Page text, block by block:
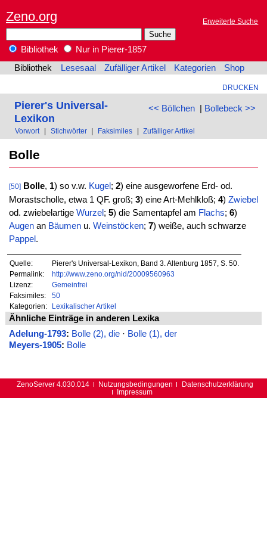
Zeno.org Erweiterte Suche
Bibliothek
Nur in Pierer-1857
Bibliothek
Lesesaal Zufälliger Artikel Kategorien Shop
DRUCKEN
<< Böllchen| Bollebeck >>
Pierer's Universal-
Lexikon
Vorwort Stichwörter Faksimiles Zufälliger Artikel
Bolle
[50] Bolle, 1) so v.w. Kugel ; 2) eine ausgeworfene Erd- od.
Morastscholle, etwa 1 QF. groß; 3) eine Art-Mehlkloß; 4) Zwiebel
od. zwiebelartige Wurzel ; 5) die Samentapfel am Flachs; 6)
Augenan Bäumenu. Weinstöcken; 7) weiße, auch schwarze
Pappel .
Quelle:
Pierer's Universal-Lexikon, Band 3. Altenburg 1857, S. 50.
Permalink:
http://www.zeno.org/nid/20009560963
Lizenz:
Gemeinfrei
Faksimiles:
50
Kategorien:
Lexikalischer Artikel
Ähnliche Einträge in anderen Lexika
Adelung-1793: Bolle (2), die· Bolle (1), der
Meyers-1905: Bolle
ZenoServer 4.030.014 Nutzungsbedingungen
Datenschutzerklärung
Impressum